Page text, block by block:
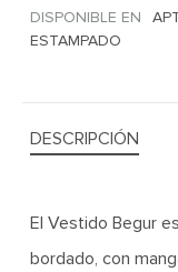
DISPONIBLE EN
ESTAMPADO
DESCRIPCIÓN
El Vestido Begur
bordado, con